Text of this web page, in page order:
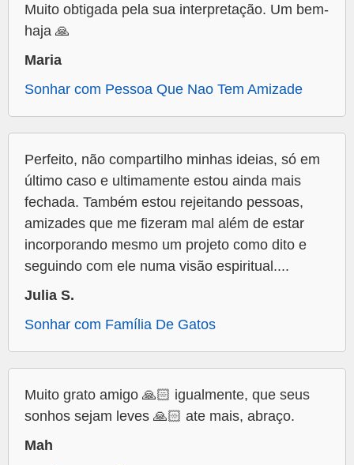
Muito obtigada pela sua interpretação. Um bem-
haja 🙏
Maria
Sonhar com Pessoa Que Nao Tem Amizade
Perfeito, não compartilho minhas ideias, só em
último caso e ultimamente estou ainda mais
fechada. Também estou rejeitando pessoas,
amizades que me fizeram mal além de estar
incorporando mesmo um projeto como dito e
seguindo com ele numa visão espiritual....
Julia S.
Sonhar com Família De Gatos
Muito grato amigo 🙏🏻 igualmente, que seus
sonhos sejam leves 🙏🏻 ate mais, abraço.
Mah